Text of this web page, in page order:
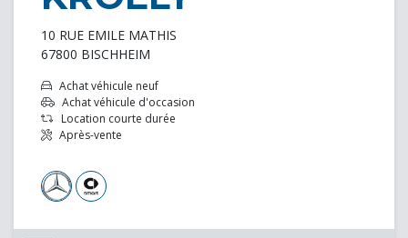
10 RUE EMILE MATHIS
67800 BISCHHEIM
Achat véhicule neuf
Achat véhicule d'occasion
Location courte durée
Après-vente